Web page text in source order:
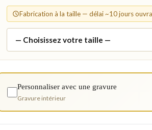
Fabrication à la taille — délai ~10 jours
Personnaliser avec une gravure
Gravure intérieur